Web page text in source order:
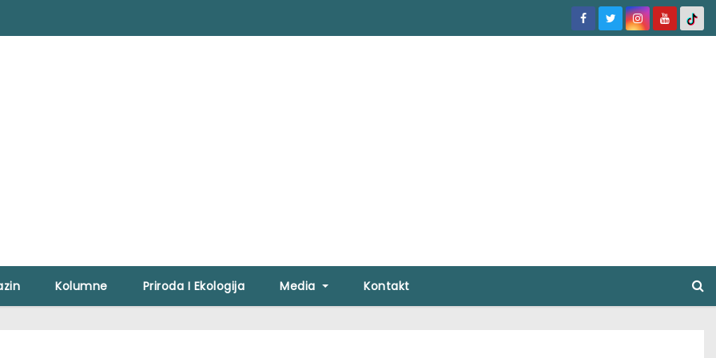
Kolumne Priroda I Ekologija Media Kontakt